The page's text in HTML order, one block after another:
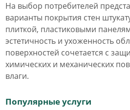
На выбор потребителей
варианты покрытия стен
плиткой, пластиковыми
эстетичность и ухоженность
поверхностей сочетается с
химических и механических
влаги.
Популярные услуги